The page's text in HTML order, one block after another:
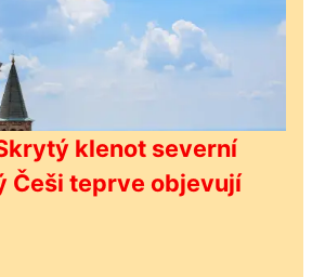
klenot severní
Češi teprve objevují